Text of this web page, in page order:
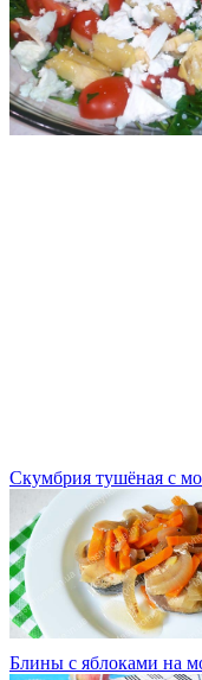
Скумбрия тушёная с
Блины с яблоками на